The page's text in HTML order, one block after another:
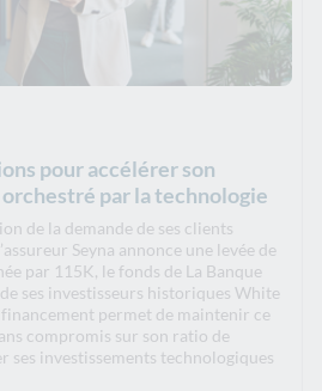
pour accélérer son
orchestré par la technologie
de la demande de ses clients
Seyna annonce une levée de
par 115K, le fonds de La Banque
ses investisseurs historiques White
permet de maintenir ce
compromis sur son ratio de
ses investissements technologiques